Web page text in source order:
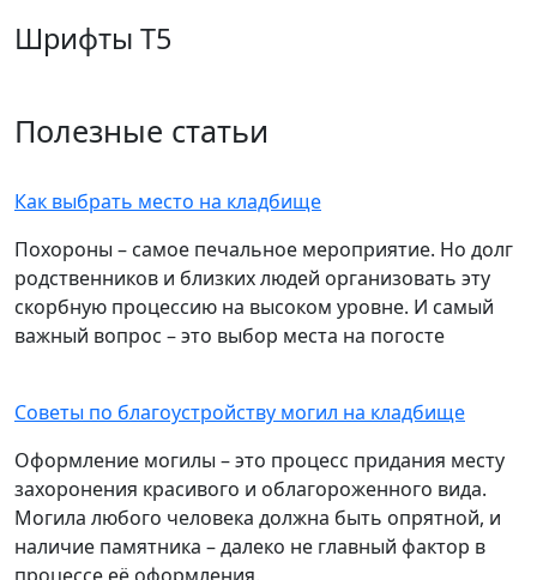
Шрифты T5
Полезные статьи
Как выбрать место на кладбище
Похороны – самое печальное мероприятие. Но долг
родственников и близких людей организовать эту
скорбную процессию на высоком уровне. И самый
важный вопрос – это выбор места на погосте
Советы по благоустройству могил на кладбище
Оформление могилы – это процесс придания месту
захоронения красивого и облагороженного вида.
Могила любого человека должна быть опрятной, и
наличие памятника – далеко не главный фактор в